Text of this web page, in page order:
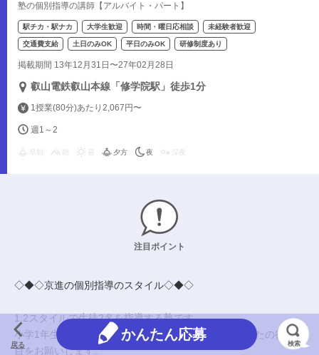
塾の個別指導の講師【アルバイト・パート】
駅チカ・駅ナカ 大学生歓迎 時間・曜日応相談 未経験者歓迎
交通費支給 土日のみOK 平日のみOK 研修制度あり
掲載期間 13年12月31日〜27年02月28日
叡山電鉄叡山本線「修学院駅」徒歩1分
1授業(80分)あたり2,067円〜
週1～2
夕方 夜 深夜
注目ポイント
◇◆◇京進の個別指導のスタイル◇◆◇
1:2スタイルで生徒2名を指導する塾です。
小学1年生～高校3年生に文系・理系のどちらかであなたの得意科
目をお願いします。
戻る
かんたん応募
検索